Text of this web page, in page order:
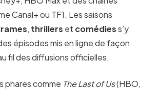
Canal+ ou TF1. Les saisons
, thrillers et comédiess’y
épisodes mis en ligne de façon
fil des diffusions officielles.
phares comme The Last of Us(HBO,